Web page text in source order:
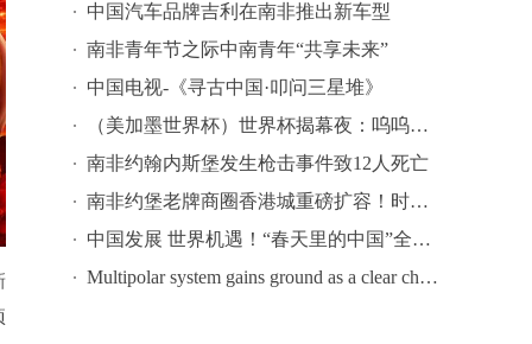
中国汽车品牌吉利在南非推出新车型
南非青年节之际中南青年“共享未来”
中国电视-《寻古中国·叩问三星堆》
（美加墨世界杯）世界杯揭幕夜：呜呜祖拉在南非响起
南非约翰内斯堡发生枪击事件致12人死亡
南非约堡老牌商圈香港城重磅扩容！时代国际商贸广场落地 创新零批一体模式激活南共体跨境商贸 拉动南非本土就业！
中国发展 世界机遇！“春天里的中国”全球对话会南非专场在开普敦举行
Multipolar system gains ground as a clear choice for countries